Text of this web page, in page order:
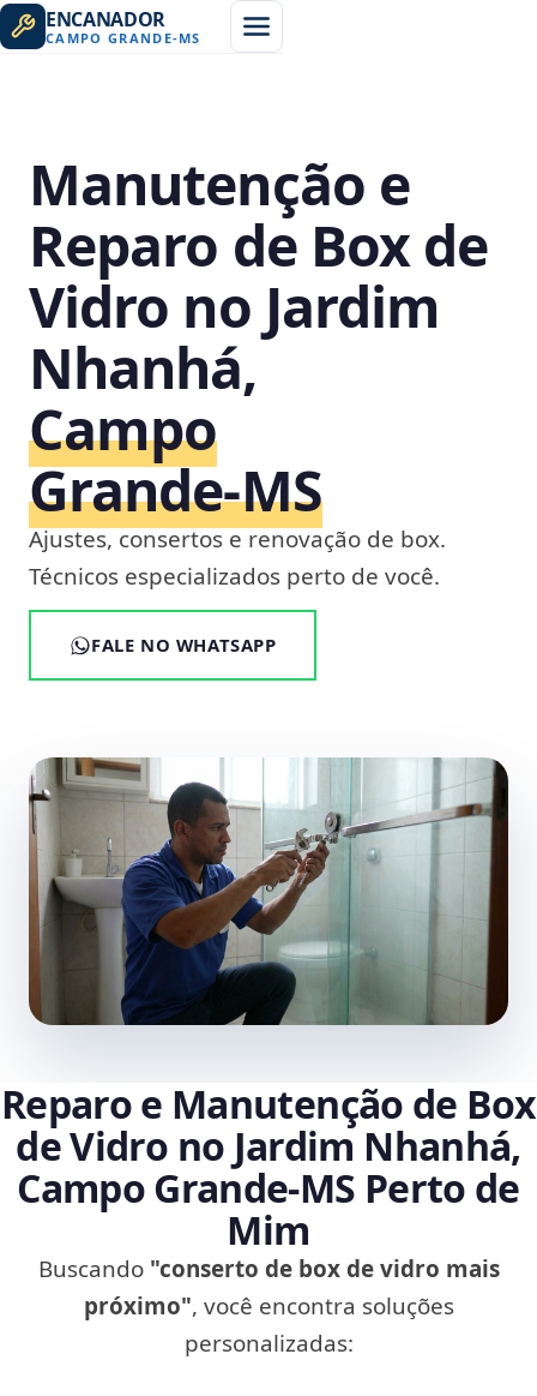
ENCANADOR
CAMPO GRANDE-MS
Manutenção e
Reparo de Box de
Vidro no Jardim
Nhanhá,
Campo
Grande‑MS
Ajustes, consertos e renovação de box.
Técnicos especializados perto de você.
FALE NO WHATSAPP
Reparo e Manutenção de Box
de Vidro no Jardim Nhanhá,
Campo Grande‑MS Perto de
Mim
Buscando "conserto de box de vidro mais
próximo", você encontra soluções
personalizadas: